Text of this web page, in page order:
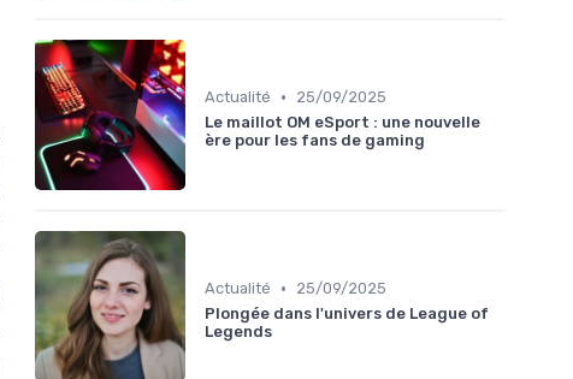
Actualité •
25/09/2025
Le maillot OM eSport : une nouvelle
ère pour les fans de gaming
Actualité •
25/09/2025
Plongée dans l'univers de League of
Legends